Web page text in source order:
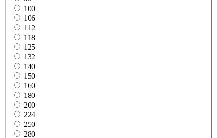
100
106
112
118
125
132
140
150
160
180
200
224
250
280